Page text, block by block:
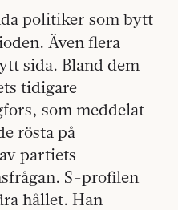
politiker som bytt
Även flera
sida. Bland dem
tidigare
som meddelat
rösta på
partiets
S-profilen
hållet. Han